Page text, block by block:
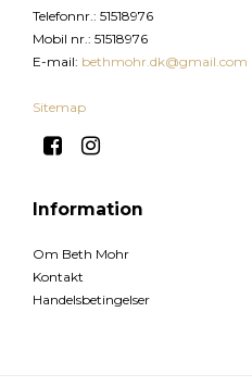
Telefonnr.: 51518976
Mobil nr.: 51518976
E-mail: bethmohr.dk@gmail.com
Sitemap
Information
Om Beth Mohr
Kontakt
Handelsbetingelser